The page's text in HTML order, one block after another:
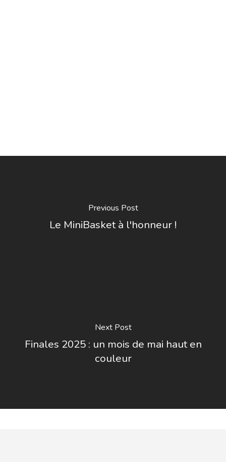
Previous Post
Le MiniBasket à l'honneur !
Next Post
Finales 2025 : un mois de mai haut en
couleur